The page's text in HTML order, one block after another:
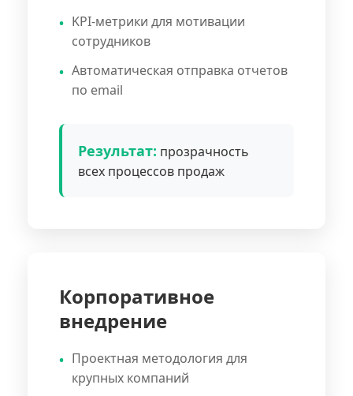
KPI-метрики для мотивации
сотрудников
Автоматическая отправка отчетов
по email
Результат: прозрачность
всех процессов продаж
Корпоративное
внедрение
Проектная методология для
крупных компаний